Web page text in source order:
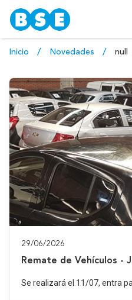
Inicio Novedades null
29/06/2026
Remate de Vehículos -
Se realizará el 11/07, entra